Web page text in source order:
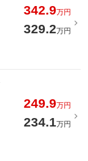
342.9万円
329.2万円
249.9万円
234.1万円